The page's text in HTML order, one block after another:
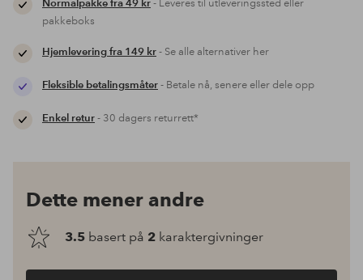
Normalpakke fra 49 kr- Leveres til utleveringssted eller
pakkeboks
Hjemlevering fra 149 kr- Se alle alternativer her
Fleksible betalingsmåter- Betale nå, senere eller dele opp
Enkel retur- 30 dagers returrett*
Dette mener andre
3.5 basert på 2 karaktergivninger